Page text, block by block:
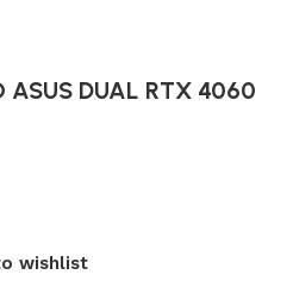
ASUS DUAL RTX 4060
wishlist